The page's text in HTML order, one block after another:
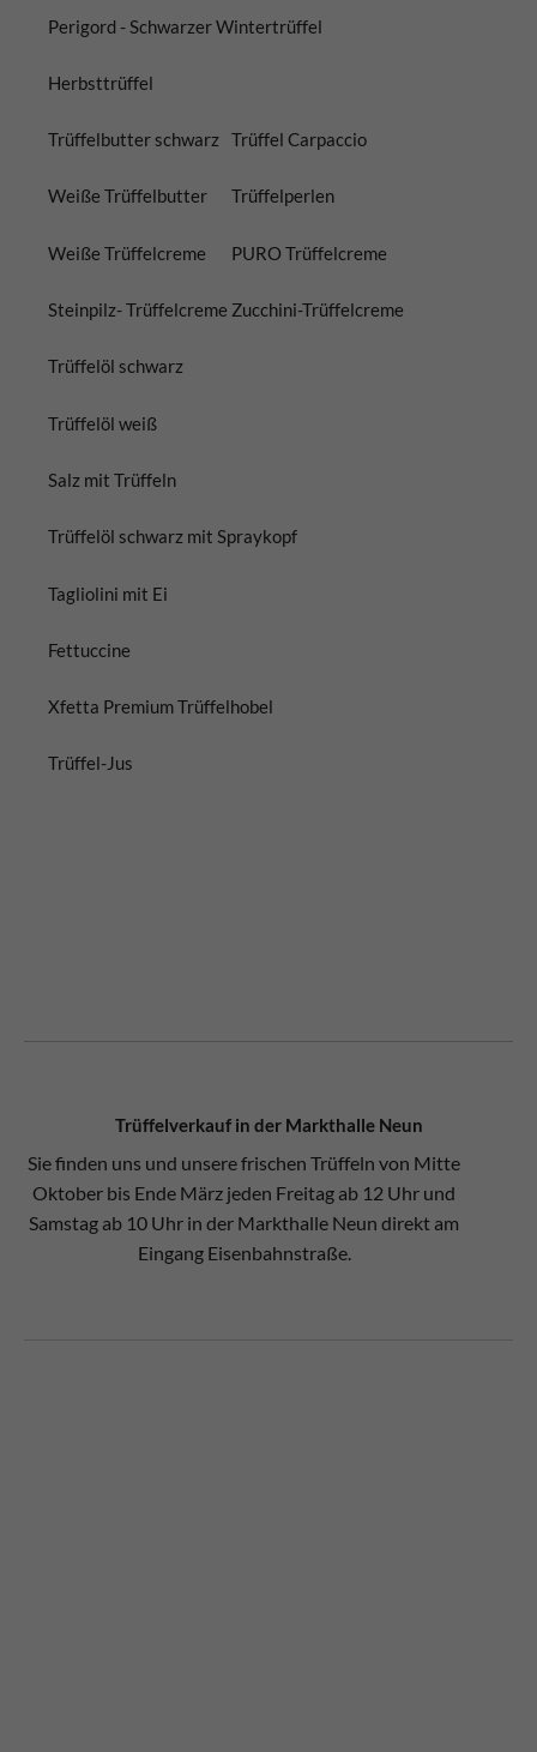
Perigord - Schwarzer Wintertrüffel
Herbsttrüffel
Trüffelbutter schwarz
Weiße Trüffelbutter
Weiße Trüffelcreme
Steinpilz- Trüffelcreme
Trüffel Carpaccio
Trüffelperlen
PURO Trüffelcreme
Zucchini-Trüffelcreme
Trüffelöl schwarz
Trüffelöl weiß
Salz mit Trüffeln
Trüffelöl schwarz mit Spraykopf
Tagliolini mit Ei
Fettuccine
Xfetta Premium Trüffelhobel
Trüffel-Jus
Trüffelverkauf in der Markthalle Neun
Sie finden uns und unsere frischen Trüffeln von Mitte
Oktober bis Ende März jeden Freitag ab 12 Uhr und
Samstag ab 10 Uhr in der Markthalle Neun direkt am
Eingang Eisenbahnstraße.